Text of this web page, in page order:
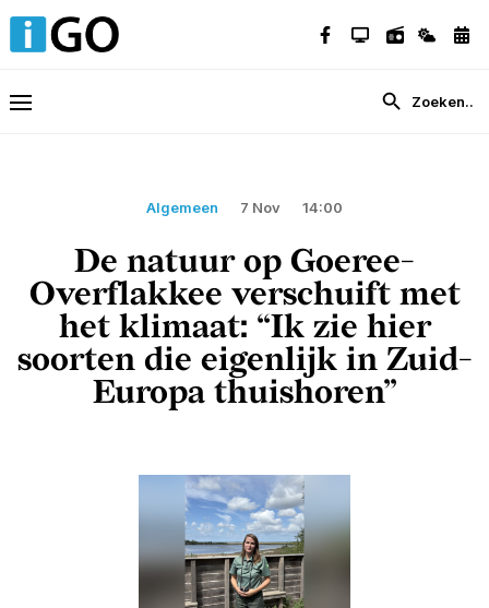
Algemeen 7 Nov 14:00
De natuur op Goeree-
Overflakkee verschuift met
het klimaat: “Ik zie hier
soorten die eigenlijk in Zuid-
Europa thuishoren”